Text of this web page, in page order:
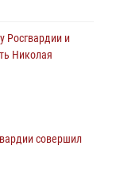
Росгвардии и
Николая
совершил